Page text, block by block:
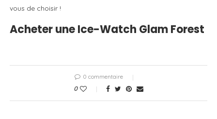
vous de choisir !
Acheter une Ice-Watch Glam Forest
0 commentaire
0